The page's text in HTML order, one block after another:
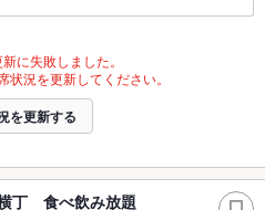
に失敗しました。
況を更新してください。
を更新する
丁 食べ飲み放題